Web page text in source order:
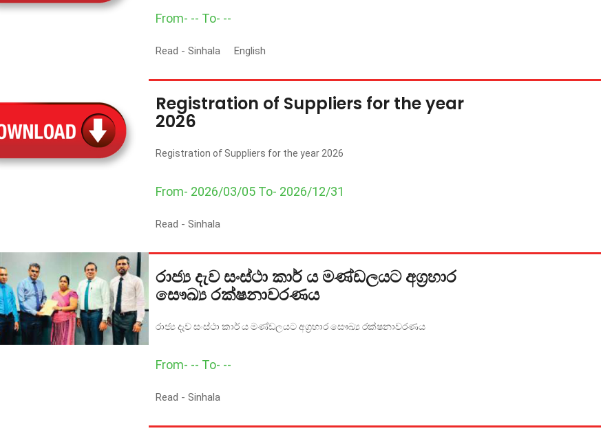
From- -- To- --
Read - Sinhala English
Registration of Suppliers for the year
2026
Registration of Suppliers for the year 2026
From- 2026/03/05 To- 2026/12/31
Read - Sinhala
රාජ්‍ය දැව සංස්ථා කාර් ය මණ්ඩලයට අග්‍රහාර
සෞඛ්‍ය රක්ෂනාවරණය
රාජ්‍ය දැව සංස්ථා කාර් ය මණ්ඩලයට අග්‍රහාර සෞඛ්‍ය රක්ෂනාවරණය
From- -- To- --
Read - Sinhala